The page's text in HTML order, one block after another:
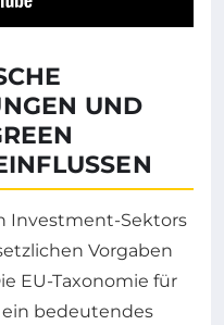
UND
Investment-Sektors
Vorgaben
EU-Taxonomie für
bedeutendes